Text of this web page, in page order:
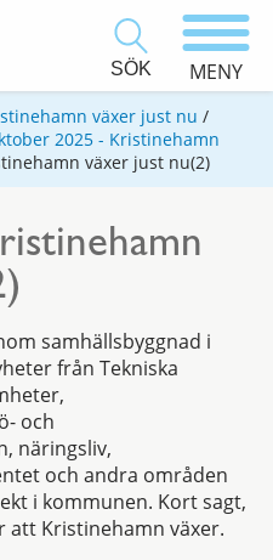
SÖK MENY
växer just nu /
2025 - Kristinehamn
växer just nu(2)
samhällsbyggnad i
från Tekniska
och
näringsliv,
och andra områden
i kommunen. Kort sagt,
att Kristinehamn växer.